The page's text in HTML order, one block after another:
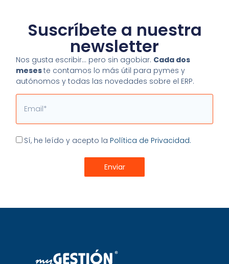
Suscríbete a nuestra
newsletter
Nos gusta escribir… pero sin agobiar. Cada dos
meseste contamos lo más útil para pymes y
autónomos y todas las novedades sobre el ERP.
Email
Aceptación
Sí, he leído y acepto la Política de Privacidad.
Enviar